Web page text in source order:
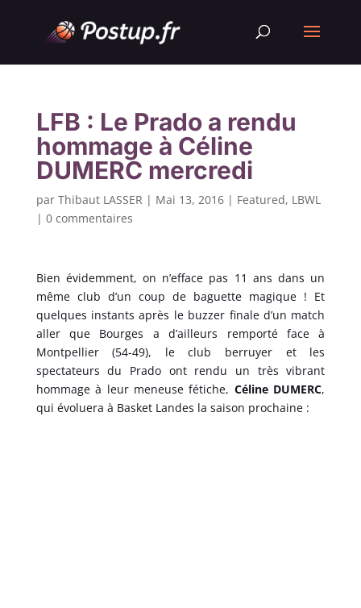
LFB : Le Prado a rendu
hommage à Céline
DUMERC mercredi
par Thibaut LASSER | Mai 13, 2016| Featured, LBWL
| 0 commentaires
Bien évidemment, on n’efface pas 11 ans dans un
même club d’un coup de baguette magique ! Et
quelques instants après le buzzer finale d’un match
aller que Bourges a d’ailleurs remporté face à
Montpellier (54-49), le club berruyer et les
spectateurs du Prado ont rendu un très vibrant
hommage à leur meneuse fétiche, Céline DUMERC,
qui évoluera à Basket Landes la saison prochaine :